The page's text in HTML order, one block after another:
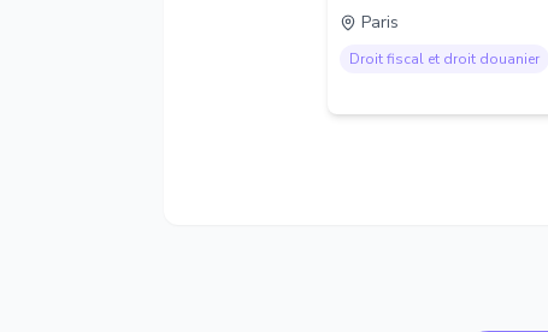
Paris
Droit fiscal et droit douanier